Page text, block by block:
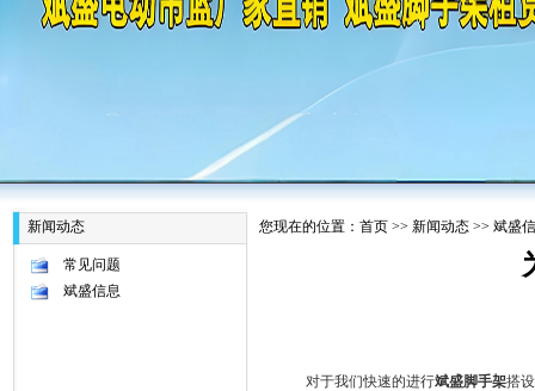
新闻动态
常见问题
斌盛信息
您现在的位置： 首页 >> 新闻动态 >> 斌盛
对于我们快速的进行斌盛脚手架搭